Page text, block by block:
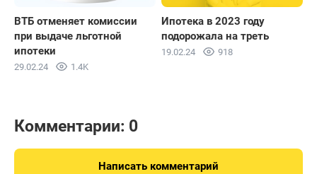
ВТБ отменяет комиссии
при выдаче льготной
ипотеки
29.02.24 1.4K
Ипотека в 2023 году
подорожала на треть
19.02.24 918
Комментарии: 0
Написать комментарий